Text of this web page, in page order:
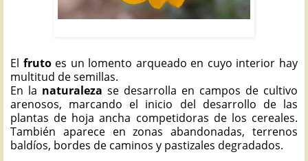
El fruto es un lomento arqueado en cuyo interior hay
multitud de semillas.
En la naturaleza se desarrolla en campos de cultivo
arenosos, marcando el inicio del desarrollo de las
plantas de hoja ancha competidoras de los cereales.
También aparece en zonas abandonadas, terrenos
baldíos, bordes de caminos y pastizales degradados.